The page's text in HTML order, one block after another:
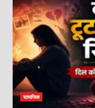
सामाजिक